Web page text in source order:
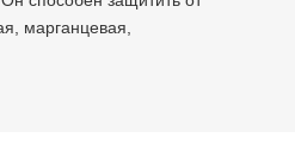
марганцевая,